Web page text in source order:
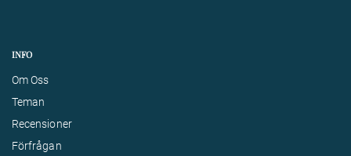
INFO
Om Oss
Teman
Recensioner
Förfrågan